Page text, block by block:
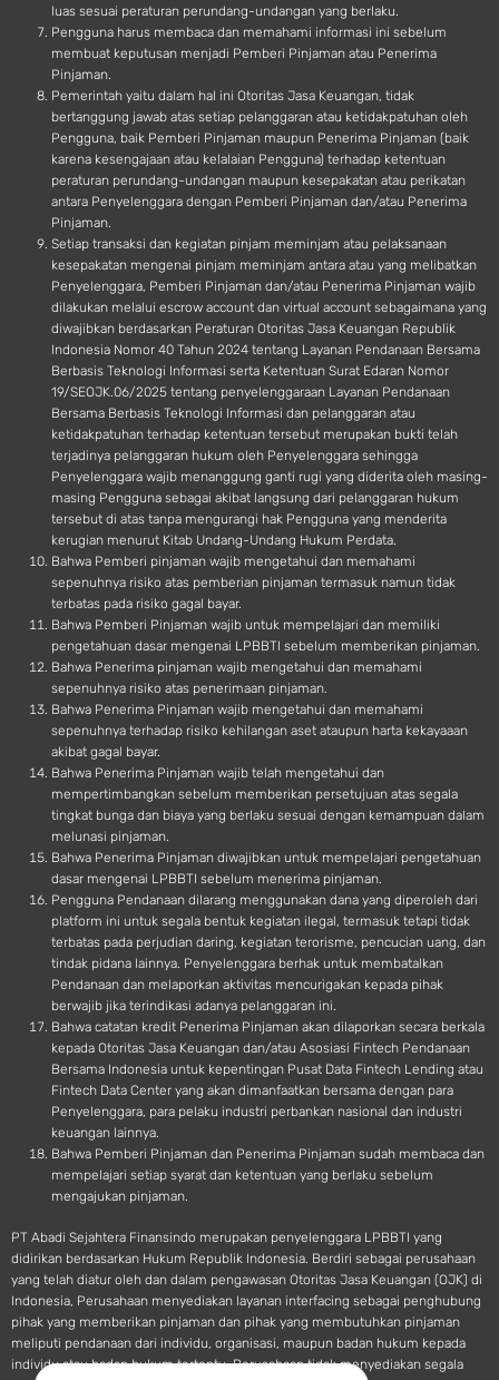
luas sesuai peraturan perundang-undangan yang berlaku.
Pengguna harus membaca dan memahami informasi ini sebelum
membuat keputusan menjadi Pemberi Pinjaman atau Penerima
Pinjaman.
Pemerintah yaitu dalam hal ini Otoritas Jasa Keuangan, tidak
bertanggung jawab atas setiap pelanggaran atau ketidakpatuhan oleh
Pengguna, baik Pemberi Pinjaman maupun Penerima Pinjaman (baik
karena kesengajaan atau kelalaian Pengguna) terhadap ketentuan
peraturan perundang-undangan maupun kesepakatan atau perikatan
antara Penyelenggara dengan Pemberi Pinjaman dan/atau Penerima
Pinjaman.
Setiap transaksi dan kegiatan pinjam meminjam atau pelaksanaan
kesepakatan mengenai pinjam meminjam antara atau yang melibatkan
Penyelenggara, Pemberi Pinjaman dan/atau Penerima Pinjaman wajib
dilakukan melalui escrow account dan virtual account sebagaimana yang
diwajibkan berdasarkan Peraturan Otoritas Jasa Keuangan Republik
Indonesia Nomor 40 Tahun 2024 tentang Layanan Pendanaan Bersama
Berbasis Teknologi Informasi serta Ketentuan Surat Edaran Nomor
19/SEOJK.06/2025 tentang penyelenggaraan Layanan Pendanaan
Bersama Berbasis Teknologi Informasi dan pelanggaran atau
ketidakpatuhan terhadap ketentuan tersebut merupakan bukti telah
terjadinya pelanggaran hukum oleh Penyelenggara sehingga
Penyelenggara wajib menanggung ganti rugi yang diderita oleh masing-
masing Pengguna sebagai akibat langsung dari pelanggaran hukum
tersebut di atas tanpa mengurangi hak Pengguna yang menderita
kerugian menurut Kitab Undang-Undang Hukum Perdata.
Bahwa Pemberi pinjaman wajib mengetahui dan memahami
sepenuhnya risiko atas pemberian pinjaman termasuk namun tidak
terbatas pada risiko gagal bayar.
Bahwa Pemberi Pinjaman wajib untuk mempelajari dan memiliki
pengetahuan dasar mengenai LPBBTI sebelum memberikan pinjaman.
Bahwa Penerima pinjaman wajib mengetahui dan memahami
sepenuhnya risiko atas penerimaan pinjaman.
Bahwa Penerima Pinjaman wajib mengetahui dan memahami
sepenuhnya terhadap risiko kehilangan aset ataupun harta kekayaaan
akibat gagal bayar.
Bahwa Penerima Pinjaman wajib telah mengetahui dan
mempertimbangkan sebelum memberikan persetujuan atas segala
tingkat bunga dan biaya yang berlaku sesuai dengan kemampuan dalam
melunasi pinjaman.
Bahwa Penerima Pinjaman diwajibkan untuk mempelajari pengetahuan
dasar mengenai LPBBTI sebelum menerima pinjaman.
Pengguna Pendanaan dilarang menggunakan dana yang diperoleh dari
platform ini untuk segala bentuk kegiatan ilegal, termasuk tetapi tidak
terbatas pada perjudian daring, kegiatan terorisme, pencucian uang, dan
tindak pidana lainnya. Penyelenggara berhak untuk membatalkan
Pendanaan dan melaporkan aktivitas mencurigakan kepada pihak
berwajib jika terindikasi adanya pelanggaran ini.
Bahwa catatan kredit Penerima Pinjaman akan dilaporkan secara berkala
kepada Otoritas Jasa Keuangan dan/atau Asosiasi Fintech Pendanaan
Bersama Indonesia untuk kepentingan Pusat Data Fintech Lending atau
Fintech Data Center yang akan dimanfaatkan bersama dengan para
Penyelenggara, para pelaku industri perbankan nasional dan industri
keuangan lainnya.
Bahwa Pemberi Pinjaman dan Penerima Pinjaman sudah membaca dan
mempelajari setiap syarat dan ketentuan yang berlaku sebelum
mengajukan pinjaman.
PT Abadi Sejahtera Finansindo merupakan penyelenggara LPBBTI yang
didirikan berdasarkan Hukum Republik Indonesia. Berdiri sebagai perusahaan
yang telah diatur oleh dan dalam pengawasan Otoritas Jasa Keuangan (OJK) di
Indonesia, Perusahaan menyediakan layanan interfacing sebagai penghubung
pihak yang memberikan pinjaman dan pihak yang membutuhkan pinjaman
meliputi pendanaan dari individu, organisasi, maupun badan hukum kepada
individu atau badan hukum tertentu. Perusahaan tidak menyediakan segala